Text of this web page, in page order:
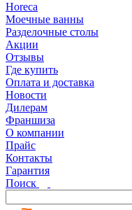
Horeca
Моечные ванны
Разделочные столы
Акции
Отзывы
Где купить
Оплата и доставка
Новости
Дилерам
Франшиза
О компании
Прайс
Контакты
Гарантия
Поиск